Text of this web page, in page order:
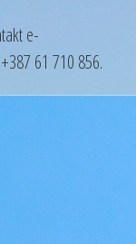
e-
61 710 856.